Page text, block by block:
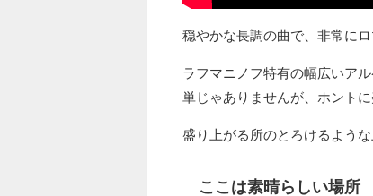
穏やかな長調の曲で、非常に
ラフマニノフ特有の幅広いア
単じゃありませんが、ホントに
盛り上がる所のとろけるよう
ここは素晴らしい場所